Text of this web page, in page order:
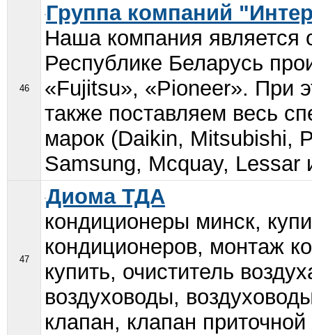
46
Группа компаний
Наша компания
Республике Беларусь
«Fujitsu», «Pioneer». При
также поставляем весь
марок (Daikin, Mitsubishi,
Samsung, Mcquay, Lessar
47
Диома ТДА
кондиционеры минск,
кондиционеров, монтаж
купить, очиститель
воздуховоды,
клапан, клапан